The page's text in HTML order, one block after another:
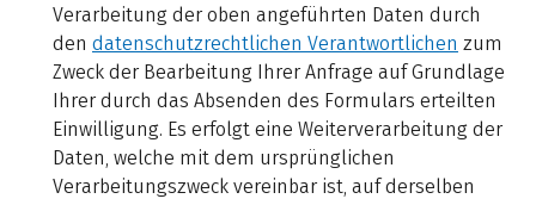
Verarbeitung der oben angeführten Daten durch
den datenschutzrechtlichen Verantwortlichen zum
Zweck der Bearbeitung Ihrer Anfrage auf Grundlage
Ihrer durch das Absenden des Formulars erteilten
Einwilligung. Es erfolgt eine Weiterverarbeitung der
Daten, welche mit dem ursprünglichen
Verarbeitungszweck vereinbar ist, auf derselben